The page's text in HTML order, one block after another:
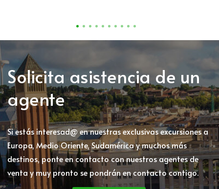
Solicita asistencia de un
agente
Si estás interesad@ en nuestras exclusivas excursiones a
Europa, Medio Oriente, Sudamérica y muchos más
destinos, ponte en contacto con nuestros agentes de
venta y muy pronto se pondrán en contacto contigo.